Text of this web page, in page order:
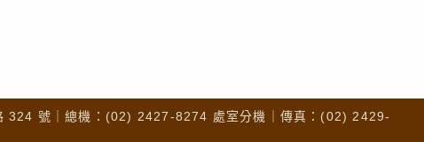
324 號｜總機：(02) 2427-8274 處室分機｜傳真：(02) 2429-